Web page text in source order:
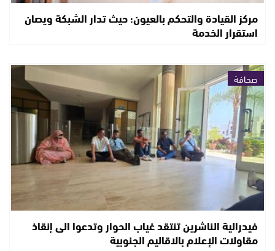
مركز القيادة والتحكم بالعيون؛ حيث تدار الشبكة ويصان
استقرار الخدمة
صحافة
فيدرالية الناشرين تنتقد غياب الحوار وتدعوا الى إنقاذ
مقاولات الإعلام بالاقاليم الجنوبية